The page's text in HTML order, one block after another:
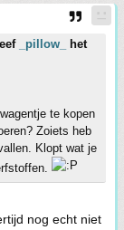
_pillow_
het
te kopen
Zoiets heb
Klopt wat je
nog echt niet